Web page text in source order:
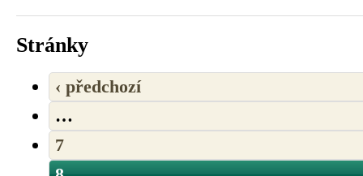
Stránky
‹ předchozí
…
7